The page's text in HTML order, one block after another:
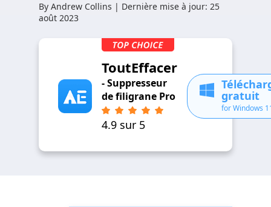
By Andrew Collins | Dernière mise à jour: 25
août 2023
ToutEffacer
- Suppresseur
de filigrane Pro
4.9 sur 5
gratuit
for Windows